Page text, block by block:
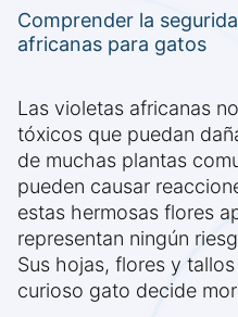
Comprender la
africanas para gatos
Las violetas africanas
tóxicos que puedan
de muchas plantas
pueden causar
estas hermosas flores
representan ningún
Sus hojas, flores y
curioso gato decide